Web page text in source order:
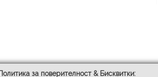
за поверителност & Бисквитки: